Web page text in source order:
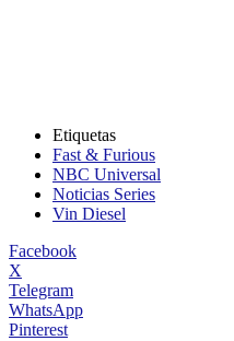
Etiquetas
Fast & Furious
NBC Universal
Noticias Series
Vin Diesel
Facebook
X
Telegram
WhatsApp
Pinterest